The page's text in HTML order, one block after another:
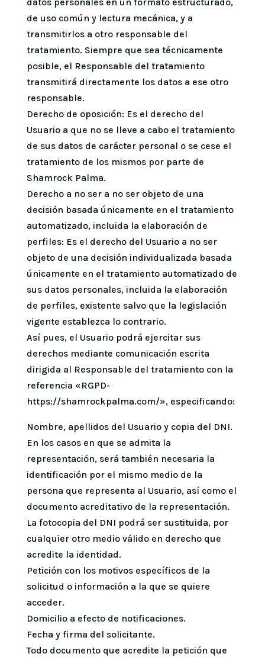
de uso común y lectura mecánica, y a
transmitirlos a otro responsable del
tratamiento. Siempre que sea técnicamente
posible, el Responsable del tratamiento
transmitirá directamente los datos a ese otro
responsable.
Derecho de oposición: Es el derecho del
Usuario a que no se lleve a cabo el tratamiento
de sus datos de carácter personal o se cese el
tratamiento de los mismos por parte de
Shamrock Palma.
Derecho a no ser a no ser objeto de una
decisión basada únicamente en el tratamiento
automatizado, incluida la elaboración de
perfiles: Es el derecho del Usuario a no ser
objeto de una decisión individualizada basada
únicamente en el tratamiento automatizado de
sus datos personales, incluida la elaboración
de perfiles, existente salvo que la legislación
vigente establezca lo contrario.
Así pues, el Usuario podrá ejercitar sus
derechos mediante comunicación escrita
dirigida al Responsable del tratamiento con la
referencia «RGPD-
https://shamrockpalma.com/», especificando:
Nombre, apellidos del Usuario y copia del DNI.
En los casos en que se admita la
representación, será también necesaria la
identificación por el mismo medio de la
persona que representa al Usuario, así como el
documento acreditativo de la representación.
La fotocopia del DNI podrá ser sustituida, por
cualquier otro medio válido en derecho que
acredite la identidad.
Petición con los motivos específicos de la
solicitud o información a la que se quiere
acceder.
Domicilio a efecto de notificaciones.
Fecha y firma del solicitante.
Todo documento que acredite la petición que